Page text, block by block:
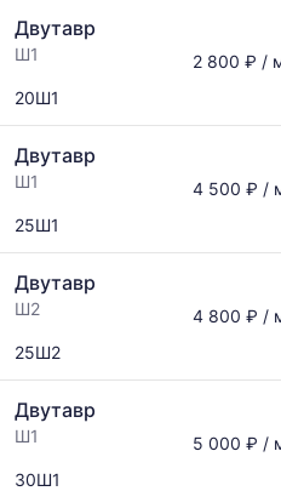
и
обновляется
по
обновления
прайс-
листов.
Двутавр
Ш1
20Ш1
2 800 ₽ /
Двутавр
Ш1
25Ш1
4 500 ₽ /
Двутавр
Ш2
25Ш2
4 800 ₽ /
Двутавр
Ш1
30Ш1
5 000 ₽ /